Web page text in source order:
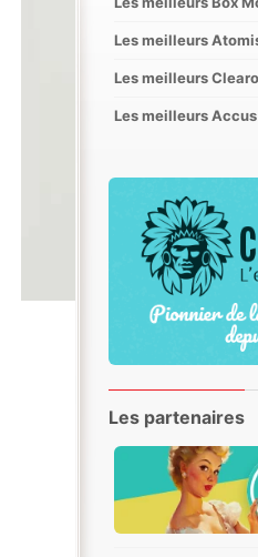
Les meilleurs
Les meilleurs
Les meilleurs
Les partenaires